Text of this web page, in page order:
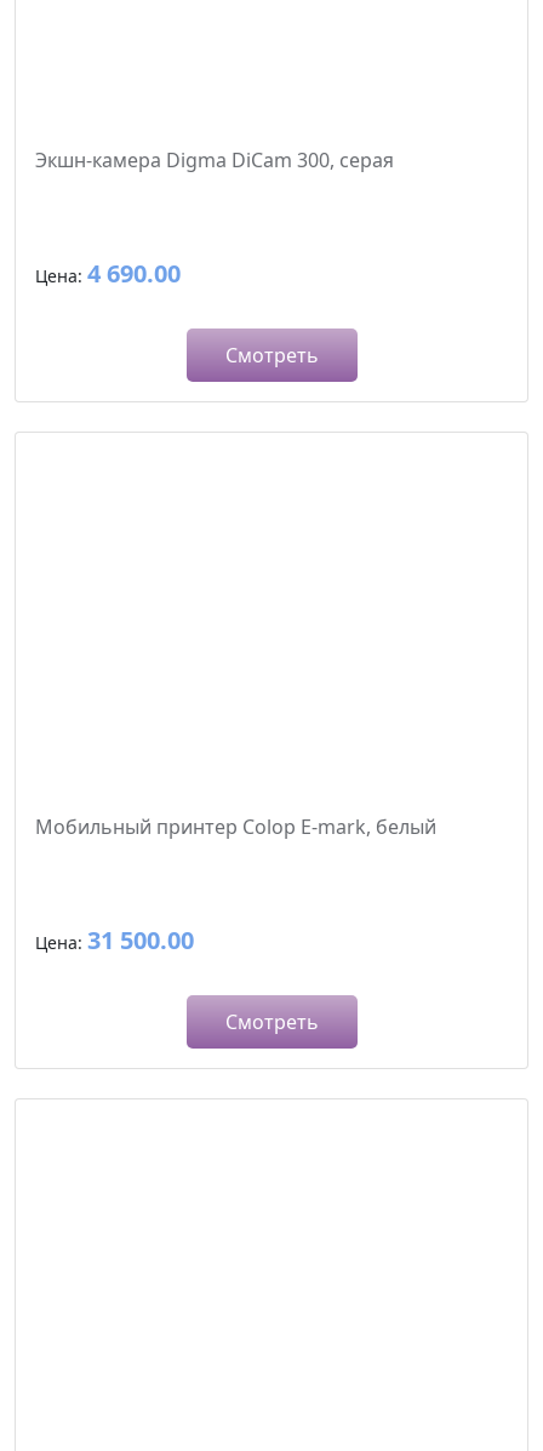
Экшн-камера Digma DiCam 300, серая
Цена: 4 690.00
Смотреть
Мобильный принтер Colop Е-mark, белый
Цена: 31 500.00
Смотреть